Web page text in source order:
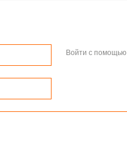
Войти с помощью